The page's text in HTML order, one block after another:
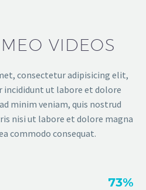
VIDEOS
consectetur adipisicing elit,
incididunt ut labore et dolore
minim veniam, quis nostrud
nisi ut labore et dolore magna
commodo consequat.
73%